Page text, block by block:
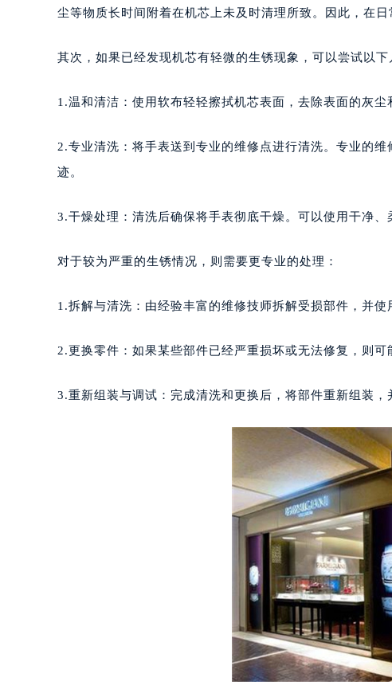
广州市越秀区环市东路371-375号世界贸
惠州市惠城区江北文昌一路7号华贸大厦写
福州市鼓楼区五四路128-1号恒力城写字楼
重庆市江北区观音桥步行街2号融恒时代广
太原市迎泽区解放路15号亨得利名表服务
沈阳市沈河区中街路83号亨得利名表服务
温州市鹿城区锦绣路1067号置信广场10层
大连市中山区人民路15号国际金融大厦7层
东莞市东城街道鸿福东路1号民盈国贸中
南通市崇川区工农路57号圆融广场写字楼
苏州市苏州工业园区星港街199号苏州中
武汉市江汉区解放大道686号世界贸易大
南宁市青秀区金湖路59号地王大厦12楼
合肥市蜀山区潜山路111号万象城华润大厦
泉州市丰泽区宝洲路729号浦西万达中心
青岛市南区山东路6号华润大厦B座22层04
烟台市芝罘区胜利路139号万达金融中心A
长春市朝阳区西安大路727号中银大厦A座
贵阳市南明区都司高架桥路33号亨特国际
昆明市盘龙区北京路928号同德昆明广场
石家庄市长安区中山东路39号勒泰中心写
尘等物质长时间附着在机芯上未及时清理所致。因此，在
其次，如果已经发现机芯有轻微的生锈现象，可以尝试以下
1.温和清洁：使用软布轻轻擦拭机芯表面，去除表面的灰尘
2.专业清洗：将手表送到专业的维修点进行清洗。专业的
迹。
3.干燥处理：清洗后确保将手表彻底干燥。可以使用干净、
对于较为严重的生锈情况，则需要更专业的处理：
1.拆解与清洗：由经验丰富的维修技师拆解受损部件，并使
2.更换零件：如果某些部件已经严重损坏或无法修复，则可
3.重新组装与调试：完成清洗和更换后，将部件重新组装，